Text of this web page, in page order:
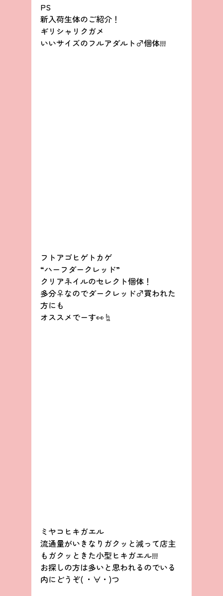
PS
新入荷生体のご紹介！
ギリシャリクガメ
いいサイズのフルアダルト♂個体!!!
フトアゴヒゲトカゲ
“ハーフダークレッド”
クリアネイルのセレクト個体！
多分♀なのでダークレッド♂買われた
方にも
オススメでーす👀☝
ミヤコヒキガエル
流通量がいきなりガクッと減って店主
もガクッときた小型ヒキガエル!!!
お探しの方は多いと思われるのでいる
内にどうぞ( ・∀・)つ